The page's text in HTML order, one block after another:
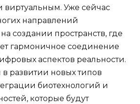
виртуальным. Уже сейчас
направлений
создании пространств, где
гармоничное соединение
аспектов реальности.
в развитии новых типов
биотехнологий и
которые будут